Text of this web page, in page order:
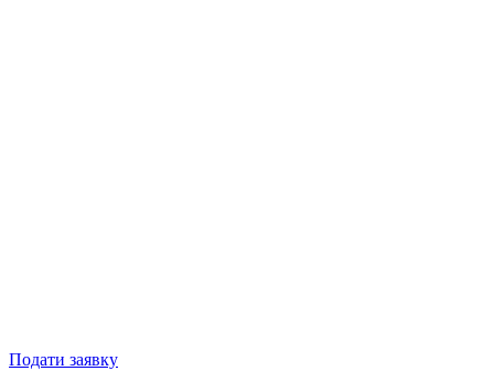
Подати заявку